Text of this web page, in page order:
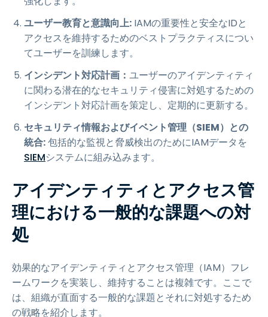
ユーザー教育と意識向上: IAMの重要性と安全なIDと
アクセスを維持するためのベストプラクティスについ
てユーザーを訓練します。
インシデント対応計画： ユーザーのアイデンティティ
に関わる潜在的なセキュリティ侵害に対処するための
インシデント対応計画を策定し、定期的に更新する。
セキュリティ情報およびイベント管理（SIEM）との
統合:包括的な監視と脅威検出のためにIAMデータを
SIEMシステムに組み込みます。
アイデンティティとアクセス管
理における一般的な課題への対
処
効果的なアイデンティティとアクセス管理（IAM）フレ
ームワークを実装し、維持することは複雑です。ここで
は、組織が直面する一般的な課題とそれに対処するため
の戦略を紹介します。